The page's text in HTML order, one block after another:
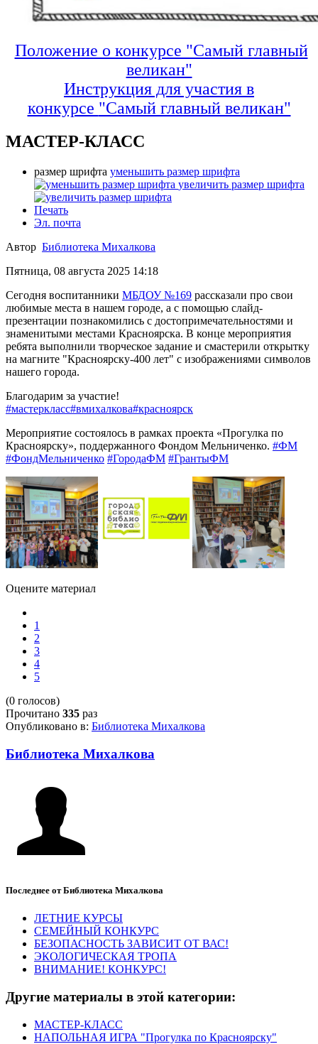
Положение о конкурсе "Самый главный
великан"
Инструкция для участия в
конкурсе "Самый главный великан"
МАСТЕР-КЛАСС
размер шрифта уменьшить размер шрифта
увеличить размер шрифта
Печать
Эл. почта
Автор Библиотека Михалкова
Пятница, 08 августа 2025 14:18
Сегодня воспитанники МБДОУ №169 рассказали про свои
любимые места в нашем городе, а с помощью слайд-
презентации познакомились с достопримечательностями и
знаменитыми местами Красноярска. В конце мероприятия
ребята выполнили творческое задание и смастерили открытку
на магните "Красноярску-400 лет" с изображениями символов
нашего города.
Благодарим за участие!
#мастеркласс#вмихалкова#красноярск
Мероприятие состоялось в рамках проекта «Прогулка по
Красноярску», поддержанного Фондом Мельниченко. #ФМ
#ФондМельниченко #ГородаФМ #ГрантыФМ
Оцените материал
1
2
3
4
5
(0 голосов)
Прочитано 335 раз
Опубликовано в: Библиотека Михалкова
Библиотека Михалкова
Последнее от Библиотека Михалкова
ЛЕТНИЕ КУРСЫ
СЕМЕЙНЫЙ КОНКУРС
БЕЗОПАСНОСТЬ ЗАВИСИТ ОТ ВАС!
ЭКОЛОГИЧЕСКАЯ ТРОПА
ВНИМАНИЕ! КОНКУРС!
Другие материалы в этой категории:
МАСТЕР-КЛАСС
НАПОЛЬНАЯ ИГРА "Прогулка по Красноярску"